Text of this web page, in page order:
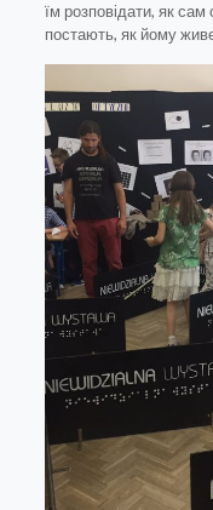
їм розповідати, як
постають, як йому